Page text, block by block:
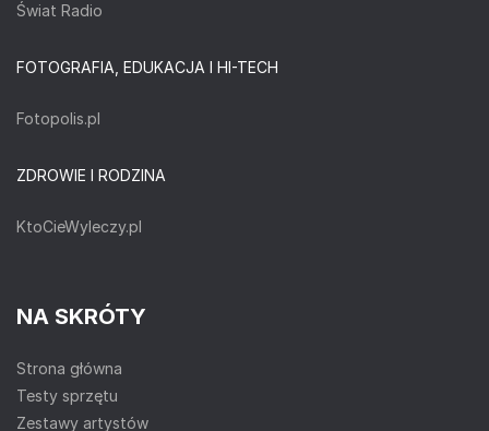
Świat Radio
FOTOGRAFIA, EDUKACJA I HI-TECH
Fotopolis.pl
ZDROWIE I RODZINA
KtoCieWyleczy.pl
NA SKRÓTY
Strona główna
Testy sprzętu
Zestawy artystów